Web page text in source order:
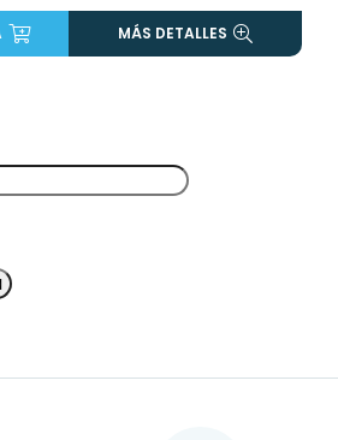
MÁS DETALLES
DE FENOL